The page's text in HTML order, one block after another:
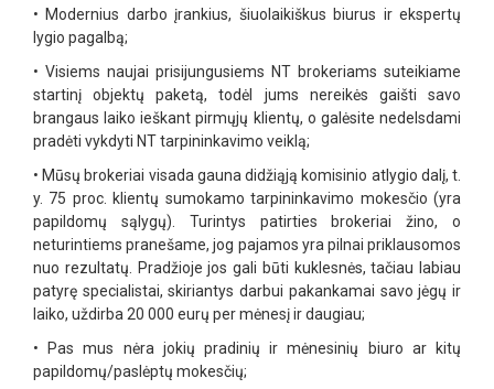
• Modernius darbo įrankius, šiuolaikiškus biurus ir ekspertų
lygio pagalbą;
• Visiems naujai prisijungusiems NT brokeriams suteikiame
startinį objektų paketą, todėl jums nereikės gaišti savo
brangaus laiko ieškant pirmųjų klientų, o galėsite nedelsdami
pradėti vykdyti NT tarpininkavimo veiklą;
• Mūsų brokeriai visada gauna didžiąją komisinio atlygio dalį, t.
y. 75 proc. klientų sumokamo tarpininkavimo mokesčio (yra
papildomų sąlygų). Turintys patirties brokeriai žino, o
neturintiems pranešame, jog pajamos yra pilnai priklausomos
nuo rezultatų. Pradžioje jos gali būti kuklesnės, tačiau labiau
patyrę specialistai, skiriantys darbui pakankamai savo jėgų ir
laiko, uždirba 20 000 eurų per mėnesį ir daugiau;
•
Pas mus nėra jokių pradinių ir mėnesinių biuro ar kitų
papildomų/paslėptų mokesčių;